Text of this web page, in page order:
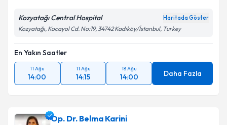
Kişisel verilerimin işlenmesine ilişkin Aydınlatma
Metni'ni okudum ve kişisel verilerimin belirtilen
kapsamda işlenmesini kabul ediyorum.
Takvim Talebini Gönder
Kozyatağı Central Hospital Haritada Göster
Kozyatağı, Kocayol Cd. No:19, 34742 Kadıköy/İstanbul, Turkey
En Yakın Saatler
11 Ağu
14:00
11 Ağu
14:15
18 Ağu
14:00 Daha Fazla
Op. Dr. Belma Karini